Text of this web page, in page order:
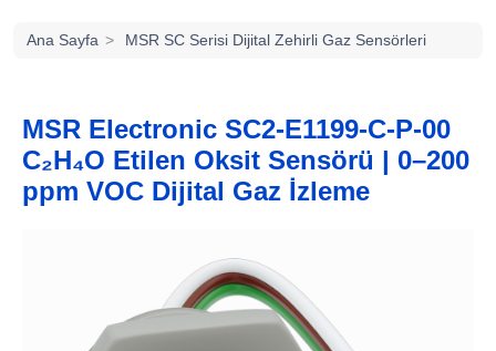
Ana Sayfa > MSR SC Serisi Dijital Zehirli Gaz Sensörleri
MSR Electronic SC2-E1199-C-P-00
C₂H₄O Etilen Oksit Sensörü | 0–200
ppm VOC Dijital Gaz İzleme